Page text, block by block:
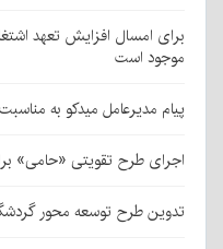
برای امسال افزایش تعهد
موجود است
پیام مدیرعامل میدکو به
اجرای طرح تقویتی «حامی» برای نزدیک به ۱۰
تدوین طرح توسعه محور